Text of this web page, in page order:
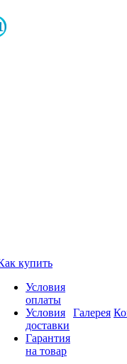
купить
Условия
оплаты
Условия
доставки
Гарантия
на товар
Галерея